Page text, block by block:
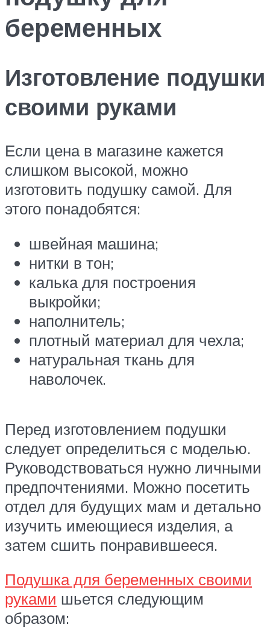
беременных
Изготовление подушки
своими руками
Если цена в магазине кажется
слишком высокой, можно
изготовить подушку самой. Для
этого понадобятся:
швейная машина;
нитки в тон;
калька для построения
выкройки;
наполнитель;
плотный материал для чехла;
натуральная ткань для
наволочек.
Перед изготовлением подушки
следует определиться с моделью.
Руководствоваться нужно личными
предпочтениями. Можно посетить
отдел для будущих мам и детально
изучить имеющиеся изделия, а
затем сшить понравившееся.
Подушка для беременных своими
руками шьется следующим
образом: